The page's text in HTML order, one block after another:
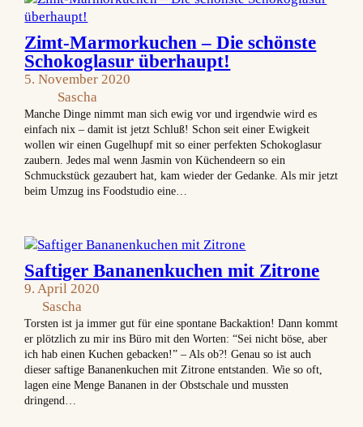
Zimt-Marmorkuchen – Die schönste
Schokoglasur überhaupt!
5. November 2020
Sascha
Manche Dinge nimmt man sich ewig vor und irgendwie wird es
einfach nix – damit ist jetzt Schluß! Schon seit einer Ewigkeit
wollen wir einen Gugelhupf mit so einer perfekten Schokoglasur
zaubern. Jedes mal wenn Jasmin von Küchendeern so ein
Schmuckstück gezaubert hat, kam wieder der Gedanke. Als mir jetzt
beim Umzug ins Foodstudio eine…
Saftiger Bananenkuchen mit Zitrone
9. April 2020
Sascha
Torsten ist ja immer gut für eine spontane Backaktion! Dann kommt
er plötzlich zu mir ins Büro mit den Worten: “Sei nicht böse, aber
ich hab einen Kuchen gebacken!” – Als ob?! Genau so ist auch
dieser saftige Bananenkuchen mit Zitrone entstanden. Wie so oft,
lagen eine Menge Bananen in der Obstschale und mussten
dringend…